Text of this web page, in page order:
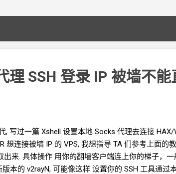
理 SSH 登录 IP 被墙不能
, 写过一篇 Xshell 设置本地 Socks 代理去连接 HAX/
想连接被墙 IP 的 VPS, 我想指导 TA 们参考上面的
出来. 具体操作 用你的翻墙客户端连上你的梯子，
版本的 v2rayN, 可能像这样 设置你的 SSH 工具通过